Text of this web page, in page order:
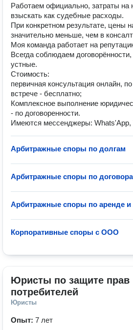
Работаем официально, затраты на
взыскать как судебные расходы.
При конкретном результате, цены
значительно меньше, чем в
Моя команда работает на
Всегда соблюдаем
устные.
Стоимость:
первичная консультация онлайн,
встрече - бесплатно;
Комплексное выполнение
- по договоренности.
Имеются мессенджеры: Whats'App,
Арбитражные споры по долгам
Арбитражные споры по
Арбитражные споры по аренде и
Корпоративные споры с ООО
Юристы по защите прав
потребителей
Юристы
Опыт: 7 лет